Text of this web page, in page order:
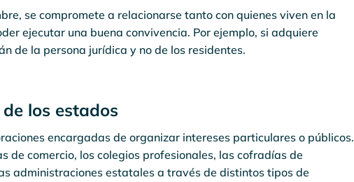
se compromete a relacionarse tanto con quienes viven en la
ejecutar una buena convivencia. Por ejemplo, si adquiere
de la persona jurídica y no de los residentes.
los estados
encargadas de organizar intereses particulares o públicos.
de comercio, los colegios profesionales, las cofradías de
administraciones estatales a través de distintos tipos de